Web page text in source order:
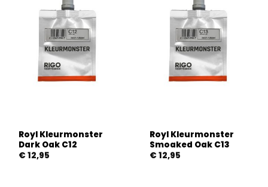
Royl Kleurmonster
Dark Oak C12
€ 12,95
Royl Kleurmonster
Smoaked Oak C13
€ 12,95